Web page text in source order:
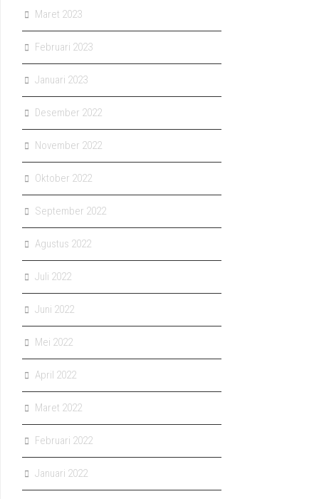
Maret 2023
Februari 2023
Januari 2023
Desember 2022
November 2022
Oktober 2022
September 2022
Agustus 2022
Juli 2022
Juni 2022
Mei 2022
April 2022
Maret 2022
Februari 2022
Januari 2022